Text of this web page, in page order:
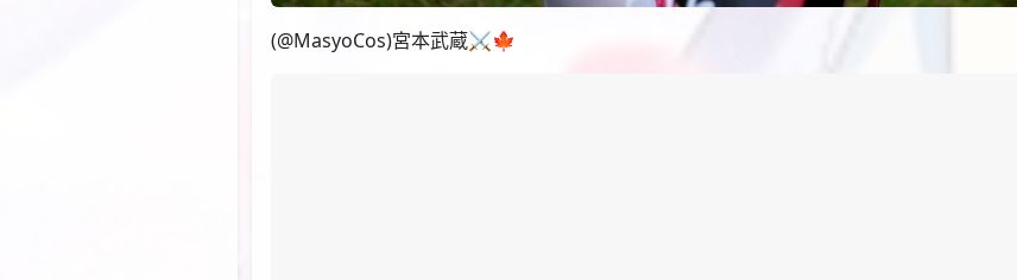
(@MasyoCos)宮本武蔵⚔️🍁